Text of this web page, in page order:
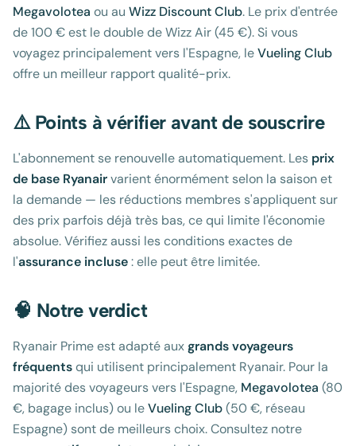
Megavolotea ou au Wizz Discount Club. Le prix d'entrée
de 100 € est le double de Wizz Air (45 €). Si vous
voyagez principalement vers l'Espagne, leVueling Club
offre un meilleur rapport qualité-prix.
⚠️ Points à vérifier avant de souscrire
L'abonnement se renouvelle automatiquement. Les prix
de base Ryanairvarient énormément selon la saison et
la demande — les réductions membres s'appliquent sur
des prix parfois déjà très bas, ce qui limite l'économie
absolue. Vérifiez aussi les conditions exactes de
l'assurance incluse: elle peut être limitée.
🧠 Notre verdict
Ryanair Prime est adapté auxgrands voyageurs
fréquentsqui utilisent principalement Ryanair. Pour la
majorité des voyageurs vers l'Espagne, Megavolotea (80
€, bagage inclus) ou leVueling Club(50 €, réseau
Espagne) sont de meilleurs choix. Consultez notre